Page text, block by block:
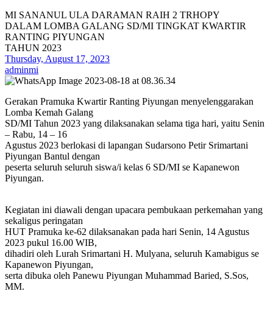
MI SANANUL ULA DARAMAN RAIH 2 TRHOPY
DALAM LOMBA GALANG SD/MI TINGKAT KWARTIR
RANTING PIYUNGAN
TAHUN 2023
Thursday, August 17, 2023
adminmi
Gerakan Pramuka Kwartir Ranting Piyungan menyelenggarakan
Lomba Kemah Galang
SD/MI Tahun 2023 yang dilaksanakan selama tiga hari, yaitu Senin
– Rabu, 14 – 16
Agustus 2023 berlokasi di lapangan Sudarsono Petir Srimartani
Piyungan Bantul dengan
peserta seluruh seluruh siswa/i kelas 6 SD/MI se Kapanewon
Piyungan.
Kegiatan ini diawali dengan upacara pembukaan perkemahan yang
sekaligus peringatan
HUT Pramuka ke-62 dilaksanakan pada hari Senin, 14 Agustus
2023 pukul 16.00 WIB,
dihadiri oleh Lurah Srimartani H. Mulyana, seluruh Kamabigus se
Kapanewon Piyungan,
serta dibuka oleh Panewu Piyungan Muhammad Baried, S.Sos,
MM.